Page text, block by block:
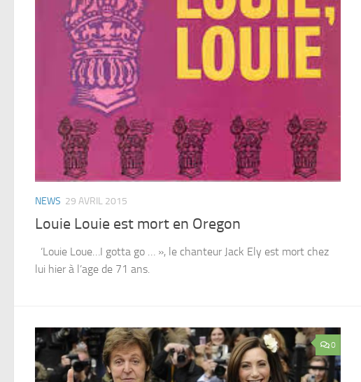
NEWS 29 AVRIL 2015
Louie Louie est mort en Oregon
‘Louie Loue…I gotta go … », le chanteur Jack Ely est mort chez
lui hier à l’age de 71 ans.
0